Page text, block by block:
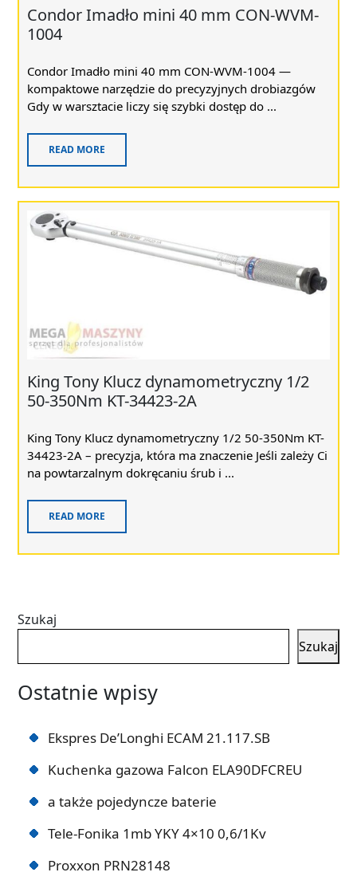
Condor Imadło mini 40 mm CON-WVM-
1004
Condor Imadło mini 40 mm CON-WVM-1004 —
kompaktowe narzędzie do precyzyjnych drobiazgów
Gdy w warsztacie liczy się szybki dostęp do ...
READ MORE
King Tony Klucz dynamometryczny 1/2
50-350Nm KT-34423-2A
King Tony Klucz dynamometryczny 1/2 50-350Nm KT-
34423-2A – precyzja, która ma znaczenie Jeśli zależy Ci
na powtarzalnym dokręcaniu śrub i ...
READ MORE
Szukaj
Szukaj
Ostatnie wpisy
Ekspres De’Longhi ECAM 21.117.SB
Kuchenka gazowa Falcon ELA90DFCREU
a także pojedyncze baterie
Tele-Fonika 1mb YKY 4×10 0,6/1Kv
Proxxon PRN28148